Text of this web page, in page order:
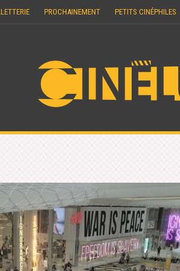
PROCHAINEMENT PETITS CINÉPHILES